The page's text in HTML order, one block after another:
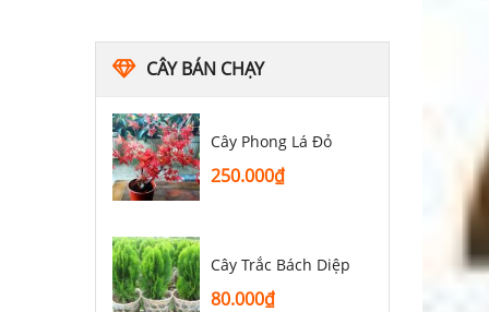
CÂY BÁN CHẠY
Cây Phong Lá Đỏ
250.000₫
Cây Trắc Bách Diệp
80.000₫